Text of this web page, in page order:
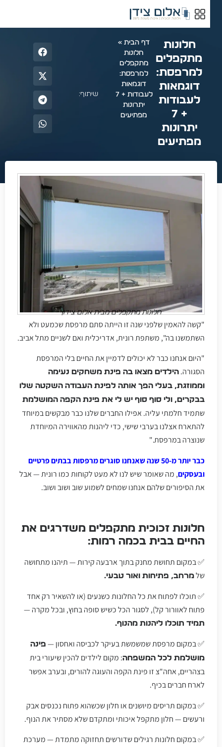
חלונות
מתקפלים
למרפסת:
דוגמאות
לעבודות
+ 7
יתרונות
מפתיעים
דף הבית»
חלונות
מתקפלים
למרפסת:
דוגמאות
לעבודות + 7
יתרונות
מפתיעים
שיתוף:
חלונות מתקפלים מבית אלום צידון
"קשה להאמין שלפני שנה זו הייתה סתם מרפסת שכמעט ולא
השתמשנו בה", משתפת רונית, אדריכלית ואם לשניים מתל אביב.
"היום אנחנו כבר לא יכולים לדמיין את החיים בלי המרפסת
הסגורה.הילדים מצאו בה פינת משחקים נעימה
וממוזגת, בעלי הפך אותה לפינת העבודה השקטה שלו
בבקרים, ולי סוף סוף יש לי את פינת הקפה המושלמת
שתמיד חלמתי עליה. אפילו החברים שלנו כבר מבקשים במיוחד
להתארח אצלנו בערבי שישי, כדי ליהנות מהאווירה המיוחדת
שנוצרה במרפסת."
כבר יותר מ-50 שנה שאנחנו סוגרים מרפסות בבתים פרטיים
ובעסקים, מה שאומר שיש לנו לא מעט לקוחות כמו רונית — אבל
את הסיפורים שלהם אנחנו שמחים לשמוע שוב ושוב ושוב.
חלונות זכוכית מתקפלים משדרגים את
החיים בבית בכמה רמות:
✅ במקום תחושת מחנק בתוך ארבעה קירות — תיהנו מתחושה
מרחב, פתיחות ואור טבעי.
✅ תוכלו לפתוח את כל החלונות כשנעים (או להשאיר רק אחד
פתוח לאוורור קל), לסגור הכל כשיש סופה בחוץ, ובכל מקרה —
תמיד תוכלו ליהנות מהנוף.
✅ במקום מרפסת שמשמשת בעיקר לכביסה ואחסון —פינה
מושלמת לכל המשפחה: מקום לילדים להכין שיעורי בית
בצהריים, אחה"צ זו פינת הקפה והעוגה להורים, ובערב אפשר
לארח חברים בכיף.
✅ במקום תריסים מיושנים או חלון שכשהוא פתוח נכנסים אבק
ורעשים — חלון מתקפל איכותי ומתקדם שלא מסתיר את הנוף.
✅ במקום חלונות רגילים שדורשים תחזוקה מתמדת — מערכת